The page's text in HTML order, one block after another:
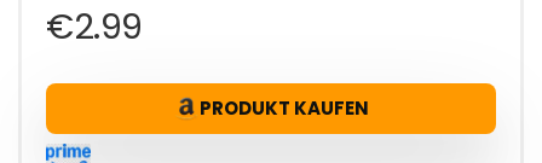
€2.99
PRODUKT KAUFEN